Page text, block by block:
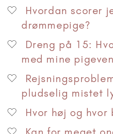
Hvordan scorer
drømmepige?
Dreng på 15:
med mine
pludselig mistet
Hvor høj og